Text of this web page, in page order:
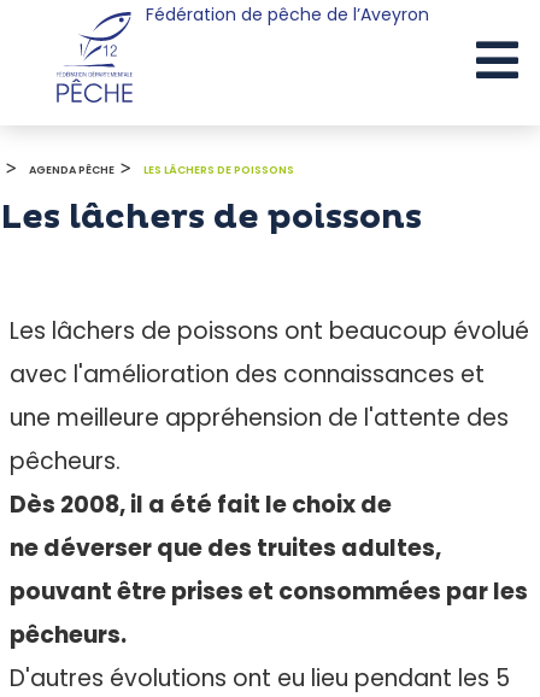
Fédération de pêche de l’Aveyron
> AGENDA PÊCHE > LES LÂCHERS DE POISSONS
Les lâchers de poissons
Les lâchers de poissons ont beaucoup évolué
avec l'amélioration des connaissances et
une meilleure appréhension de l'attente des
pêcheurs.
Dès 2008, il a été fait le choix de
ne déverser que des truites adultes,
pouvant être prises et consommées par les
pêcheurs.
D'autres évolutions ont eu lieu pendant les 5
Cookies management panel